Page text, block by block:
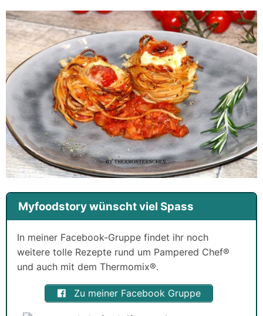
Myfoodstory wünscht viel Spass
In meiner Facebook-Gruppe findet ihr noch
weitere tolle Rezepte rund um Pampered Chef®
und auch mit dem Thermomix®.
Zu meiner Facebook Gruppe